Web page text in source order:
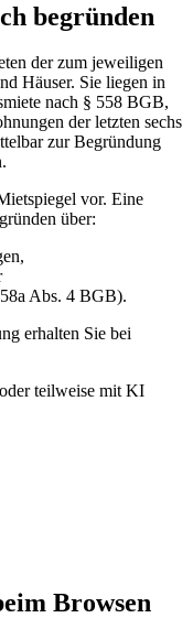
begründen
der zum jeweiligen
Häuser. Sie liegen in
nach § 558 BGB,
der letzten sechs
zur Begründung
vor. Eine
über:
Abs. 4 BGB).
erhalten Sie bei
teilweise mit KI
Browsen